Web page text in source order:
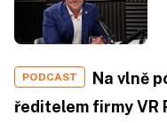
PODCAST
Na vlně
ředitelem firmy VR